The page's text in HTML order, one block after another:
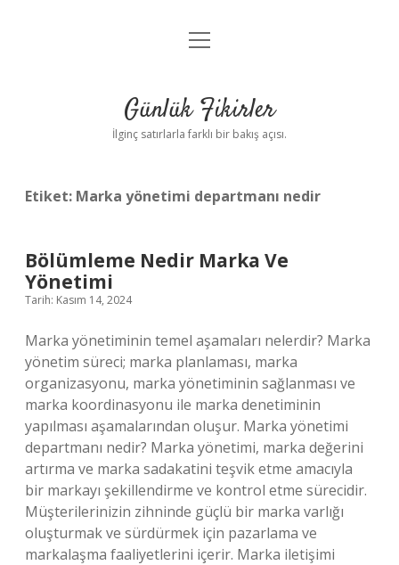
Anasayfa
Yasal Uyarı
menüyü
Günlük Fikirler
İlginç satırlarla farklı bir bakış açısı.
Etiket: Marka yönetimi departmanı nedir
Bölümleme Nedir Marka Ve
Yönetimi
Tarih: Kasım 14, 2024
Marka yönetiminin temel aşamaları nelerdir? Marka
yönetim süreci; marka planlaması, marka
organizasyonu, marka yönetiminin sağlanması ve
marka koordinasyonu ile marka denetiminin
yapılması aşamalarından oluşur. Marka yönetimi
departmanı nedir? Marka yönetimi, marka değerini
artırma ve marka sadakatini teşvik etme amacıyla
bir markayı şekillendirme ve kontrol etme sürecidir.
Müşterilerinizin zihninde güçlü bir marka varlığı
oluşturmak ve sürdürmek için pazarlama ve
markalaşma faaliyetlerini içerir. Marka iletişimi